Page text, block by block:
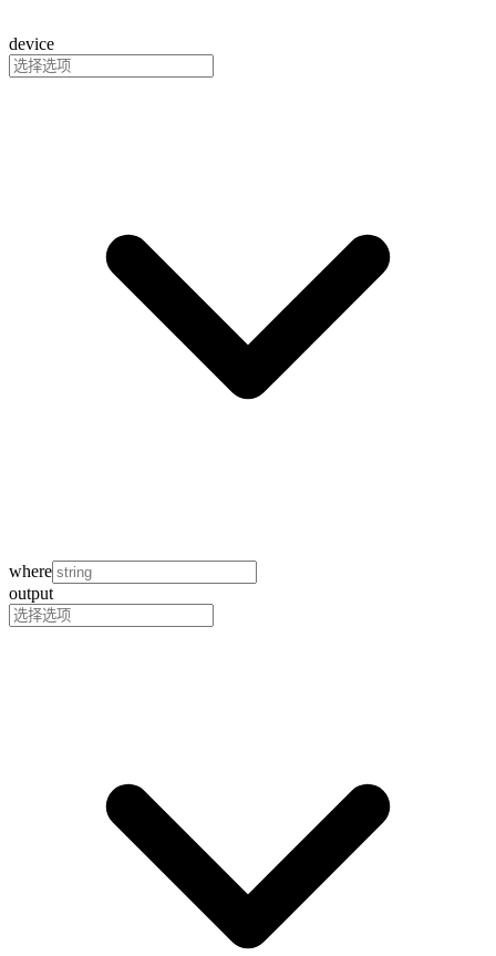
device
where
output